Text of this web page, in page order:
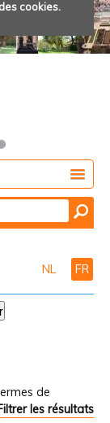
cookies.
NL FR
de
les résultats